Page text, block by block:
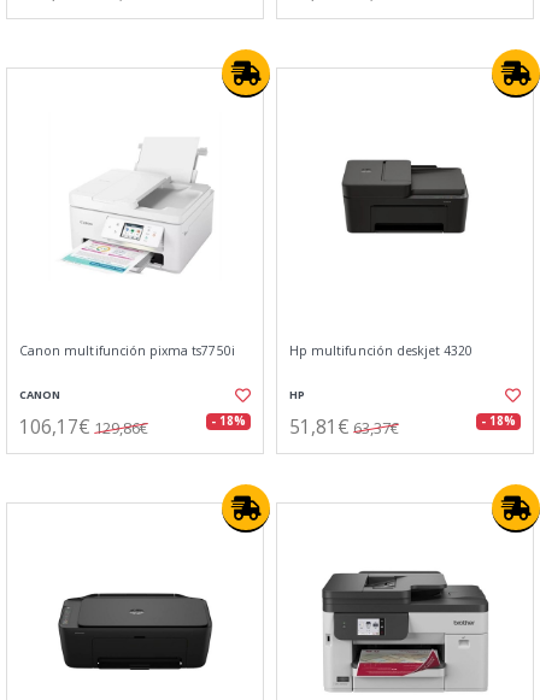
Canon multifunción pixma ts7750i
CANON
106,17€ 129,86€ - 18%
Hp multifunción deskjet 4320
HP
51,81€ 63,37€ - 18%